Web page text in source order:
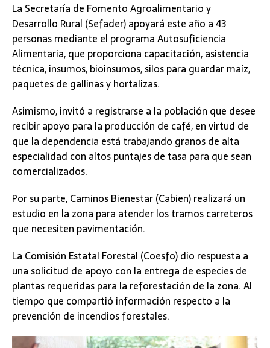
La Secretaría de Fomento Agroalimentario y
Desarrollo Rural (Sefader) apoyará este año a 43
personas mediante el programa Autosuficiencia
Alimentaria, que proporciona capacitación, asistencia
técnica, insumos, bioinsumos, silos para guardar maíz,
paquetes de gallinas y hortalizas.
Asimismo, invitó a registrarse a la población que desee
recibir apoyo para la producción de café, en virtud de
que la dependencia está trabajando granos de alta
especialidad con altos puntajes de tasa para que sean
comercializados.
Por su parte, Caminos Bienestar (Cabien) realizará un
estudio en la zona para atender los tramos carreteros
que necesiten pavimentación.
La Comisión Estatal Forestal (Coesfo) dio respuesta a
una solicitud de apoyo con la entrega de especies de
plantas requeridas para la reforestación de la zona. Al
tiempo que compartió información respecto a la
prevención de incendios forestales.